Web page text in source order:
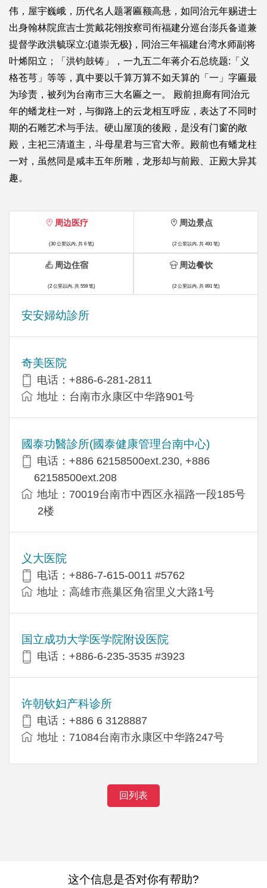
伟，屋宇巍峨，历代名人题署匾额高悬，如同治元年赐进士
出身翰林院庶吉士赏戴花翎按察司衔福建分巡台澎兵备道兼
提督学政洪毓琛立:{道崇无极}，同治三年福建台湾水师副将
叶烯阳立；「洪钧鼓铸」，一九五二年蒋介石总统题:「义
格苍芎」等等，真中要以千算万算不如天算的「一」字匾最
为珍责，被列为台南市三大名匾之一。 殿前担廊有同治元
年的蟠龙柱一对，与御路上的云龙相互呼应，表达了不同时
期的石雕艺术与手法。硬山屋顶的後殿，是没有门窗的敞
殿，主祀三清道主，斗母星君与三官大帝。殿前也有蟠龙柱
一对，虽然同是咸丰五年所雕，龙形却与前殿、正殿大异其
趣。
周边医疗
(30 公里以内, 共 6 笔)
安安婦幼診所
奇美医院
电话：+886-6-281-2811
地址：台南市永康区中华路901号
國泰功醫診所(國泰健康管理台南中心)
电话：+886 62158500ext.230, +886
62158500ext.208
地址：70019台南市中西区永福路一段185号
2楼
义大医院
电话：+886-7-615-0011 #5762
地址：高雄市燕巢区角宿里义大路1号
国立成功大学医学院附设医院
电话：+886-6-235-3535 #3923
许朝钦妇产科诊所
电话：+886 6 3128887
地址：71084台南市永康区中华路247号
周边景点
(2 公里以内, 共 491 笔)
周边住宿
(2 公里以内, 共 559 笔)
周边餐饮
(2 公里以内, 共 891 笔)
回列表
这个信息是否对你有帮助?